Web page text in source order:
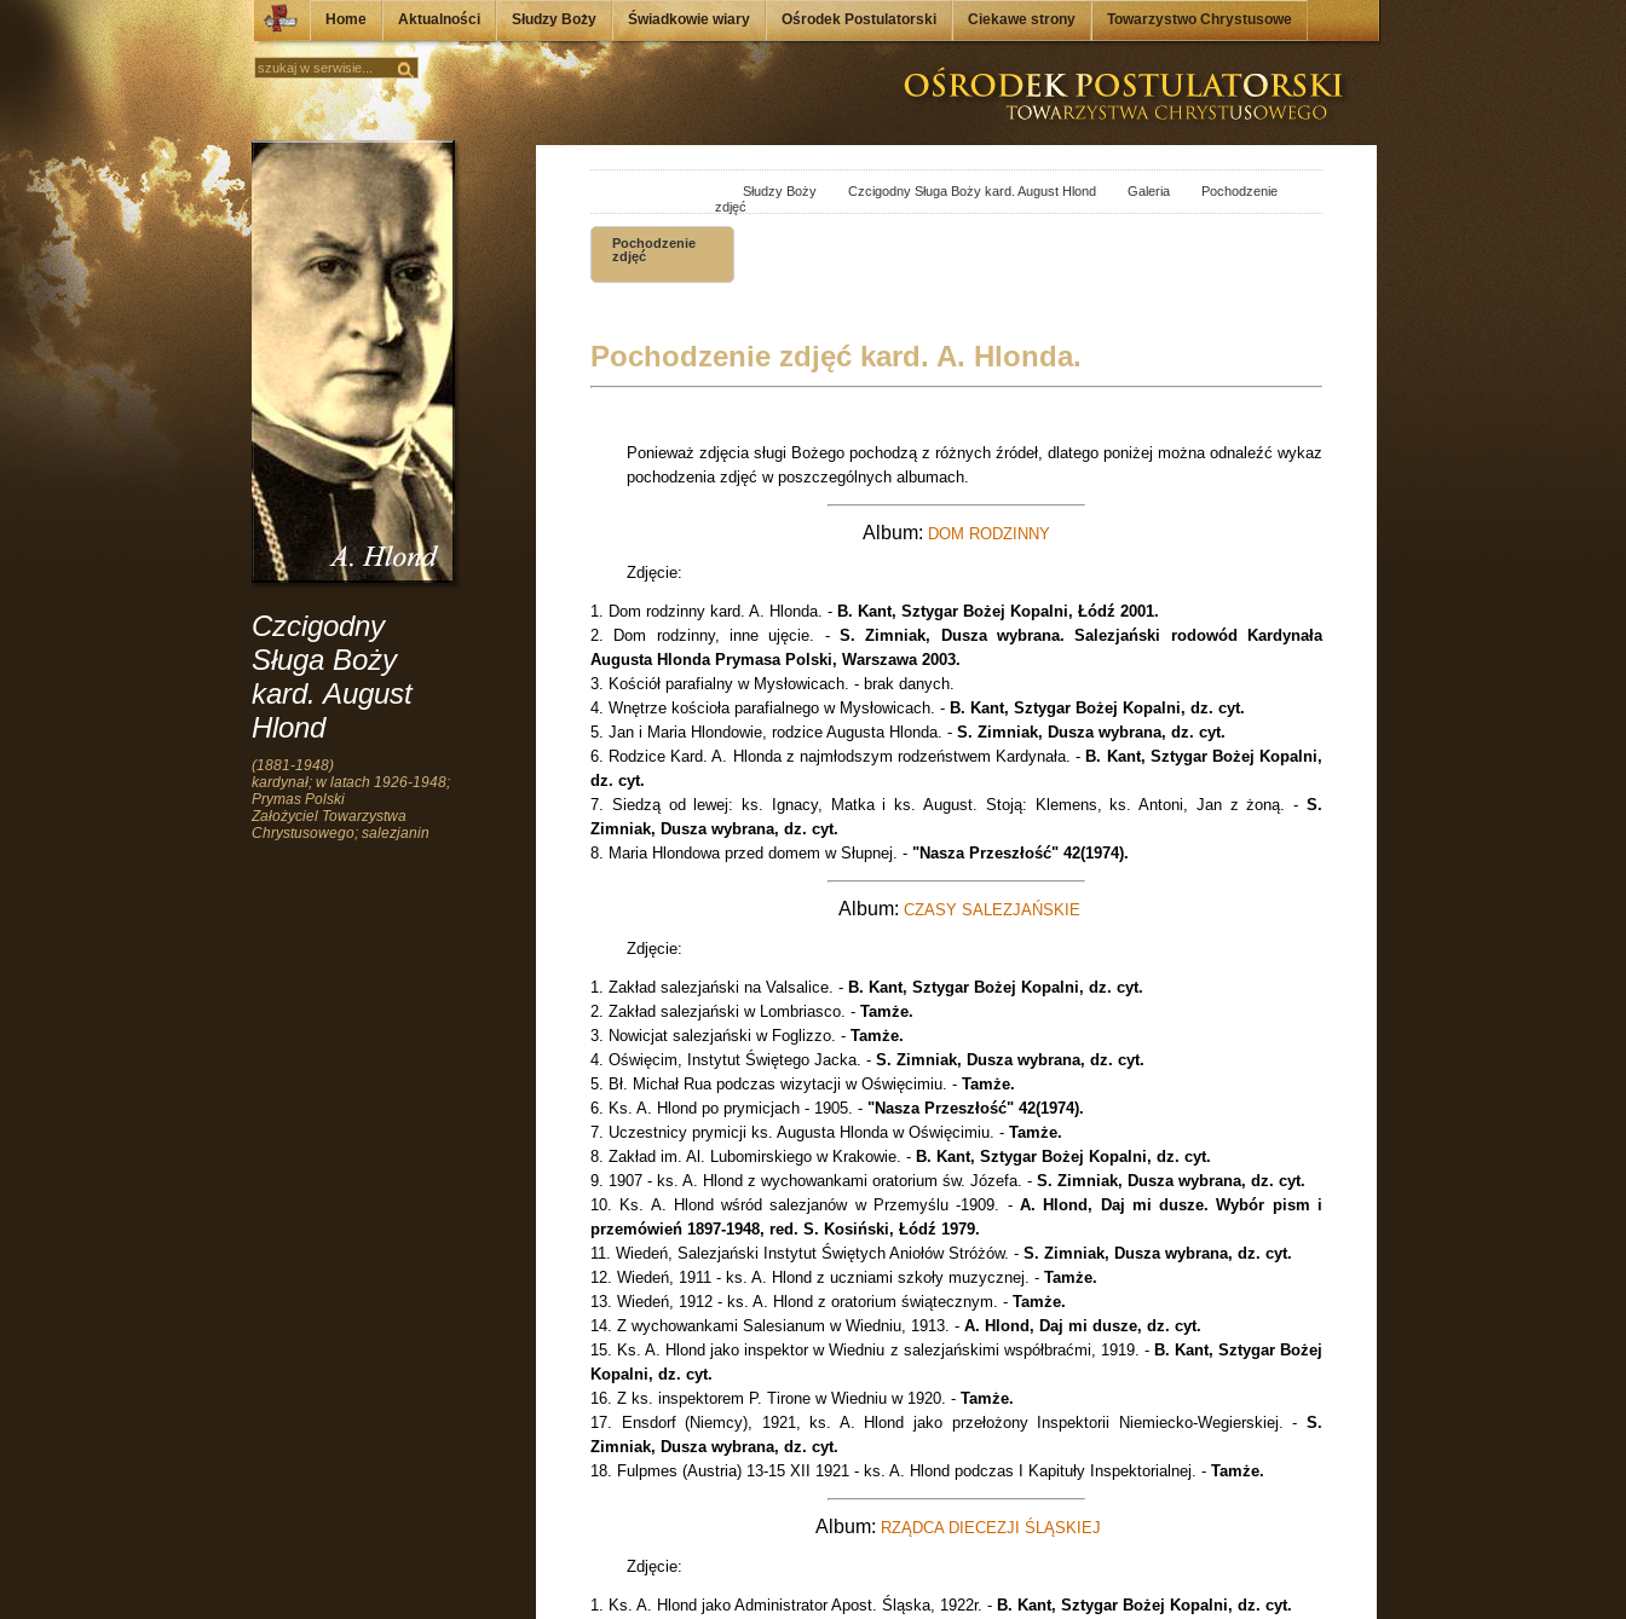
Home Aktualności Słudzy Boży Świadkowie wiary Ośrodek Postulatorski Ciekawe strony Towarzystwo Chrystusowe
Czcigodny
Sługa Boży
kard. August
Hlond
(1881-1948)
kardynał; w latach 1926-1948;
Prymas Polski
Założyciel Towarzystwa
Chrystusowego; salezjanin
Słudzy Boży Czcigodny Sługa Boży kard. August Hlond Galeria
Pochodzenie
zdjęć
Pochodzenie
zdjęć
Pochodzenie zdjęć kard. A. Hlonda.
Ponieważ zdjęcia sługi Bożego pochodzą z różnych źródeł, dlatego poniżej można odnaleźć wykaz
pochodzenia zdjęć w poszczególnych albumach.
Album: DOM RODZINNY
Zdjęcie:
1. Dom rodzinny kard. A. Hlonda. - B. Kant, Sztygar Bożej Kopalni, Łódź 2001.
2. Dom rodzinny, inne ujęcie. - S. Zimniak, Dusza wybrana. Salezjański rodowód Kardynała
Augusta Hlonda Prymasa Polski, Warszawa 2003.
3. Kościół parafialny w Mysłowicach. - brak danych.
4. Wnętrze kościoła parafialnego w Mysłowicach. - B. Kant, Sztygar Bożej Kopalni, dz. cyt.
5. Jan i Maria Hlondowie, rodzice Augusta Hlonda. - S. Zimniak, Dusza wybrana, dz. cyt.
6. Rodzice Kard. A. Hlonda z najmłodszym rodzeństwem Kardynała. - B. Kant, Sztygar Bożej Kopalni,
dz. cyt.
7. Siedzą od lewej: ks. Ignacy, Matka i ks. August. Stoją: Klemens, ks. Antoni, Jan z żoną. - S.
Zimniak, Dusza wybrana, dz. cyt.
8. Maria Hlondowa przed domem w Słupnej. - "Nasza Przeszłość" 42(1974).
Album: CZASY SALEZJAŃSKIE
Zdjęcie:
1. Zakład salezjański na Valsalice. - B. Kant, Sztygar Bożej Kopalni, dz. cyt.
2. Zakład salezjański w Lombriasco. - Tamże.
3. Nowicjat salezjański w Foglizzo. - Tamże.
4. Oświęcim, Instytut Świętego Jacka. - S. Zimniak, Dusza wybrana, dz. cyt.
5. Bł. Michał Rua podczas wizytacji w Oświęcimiu. - Tamże.
6. Ks. A. Hlond po prymicjach - 1905. - "Nasza Przeszłość" 42(1974).
7. Uczestnicy prymicji ks. Augusta Hlonda w Oświęcimiu. - Tamże.
8. Zakład im. Al. Lubomirskiego w Krakowie. - B. Kant, Sztygar Bożej Kopalni, dz. cyt.
9. 1907 - ks. A. Hlond z wychowankami oratorium św. Józefa. - S. Zimniak, Dusza wybrana, dz. cyt.
10. Ks. A. Hlond wśród salezjanów w Przemyślu -1909. - A. Hlond, Daj mi dusze. Wybór pism i
przemówień 1897-1948, red. S. Kosiński, Łódź 1979.
11. Wiedeń, Salezjański Instytut Świętych Aniołów Stróżów. - S. Zimniak, Dusza wybrana, dz. cyt.
12. Wiedeń, 1911 - ks. A. Hlond z uczniami szkoły muzycznej. - Tamże.
13. Wiedeń, 1912 - ks. A. Hlond z oratorium świątecznym. - Tamże.
14. Z wychowankami Salesianum w Wiedniu, 1913. - A. Hlond, Daj mi dusze, dz. cyt.
15. Ks. A. Hlond jako inspektor w Wiedniu z salezjańskimi współbraćmi, 1919. - B. Kant, Sztygar Bożej
Kopalni, dz. cyt.
16. Z ks. inspektorem P. Tirone w Wiedniu w 1920. - Tamże.
17. Ensdorf (Niemcy), 1921, ks. A. Hlond jako przełożony Inspektorii Niemiecko-Wegierskiej. - S.
Zimniak, Dusza wybrana, dz. cyt.
18. Fulpmes (Austria) 13-15 XII 1921 - ks. A. Hlond podczas I Kapituły Inspektorialnej. - Tamże.
Album: RZĄDCA DIECEZJI ŚLĄSKIEJ
Zdjęcie:
1. Ks. A. Hlond jako Administrator Apost. Śląska, 1922r. - B. Kant, Sztygar Bożej Kopalni, dz. cyt.